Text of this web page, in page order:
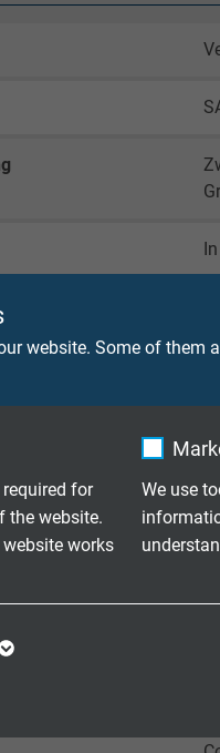
website. Some of them
for
the website.
works
We use
DATA